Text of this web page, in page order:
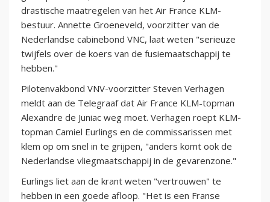
drastische maatregelen van het Air France KLM-
bestuur. Annette Groeneveld, voorzitter van de
Nederlandse cabinebond VNC, laat weten "serieuze
twijfels over de koers van de fusiemaatschappij te
hebben."
Pilotenvakbond VNV-voorzitter Steven Verhagen
meldt aan de Telegraaf dat Air France KLM-topman
Alexandre de Juniac weg moet. Verhagen roept KLM-
topman Camiel Eurlings en de commissarissen met
klem op om snel in te grijpen, "anders komt ook de
Nederlandse vliegmaatschappij in de gevarenzone."
Eurlings liet aan de krant weten "vertrouwen" te
hebben in een goede afloop. "Het is een Franse